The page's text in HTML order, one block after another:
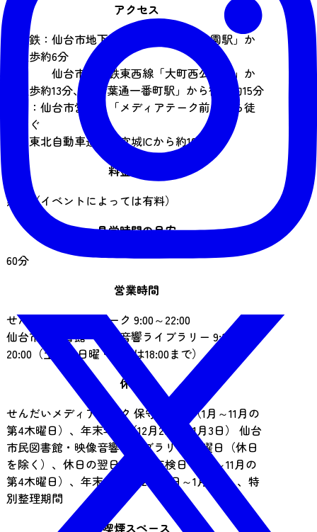
アクセス
地下鉄：仙台市地下鉄南北線「勾当台公園駅」か
ら徒歩約6分
仙台市地下鉄東西線「大町西公園駅」か
ら徒歩約13分、「青葉通一番町駅」から徒歩約15分
バス：仙台市営バス「メディアテーク前」から徒
歩すぐ
車：東北自動車道仙台宮城ICから約10分
料金の目安
無料（イベントによっては有料）
見学時間の目安
60分
営業時間
せんだいメディアテーク 9:00～22:00
仙台市民図書館・映像音響ライブラリー 9:30～
20:00（土曜・日曜・休日は18:00まで）
休業日
せんだいメディアテーク 保守点検日（1月～11月の
第4木曜日）、年末年始（12月29日～1月3日） 仙台
市民図書館・映像音響ライブラリー 月曜日（休日
を除く）、休日の翌日、保守点検日（1月～11月の
第4木曜日）、年末年始（12月28日～1月4日）、特
別整理期間
喫煙スペース